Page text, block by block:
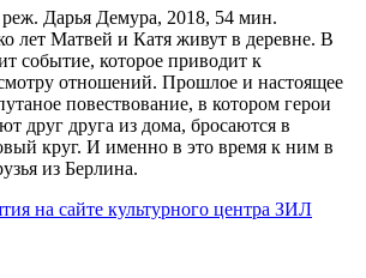
Дарья Демура, 2018, 54 мин.
лет Матвей и Катя живут в деревне. В
событие, которое приводит к
отношений. Прошлое и настоящее
повествование, в котором герои
друг друга из дома, бросаются в
круг. И именно в это время к ним в
из Берлина.
на сайте культурного центра ЗИЛ